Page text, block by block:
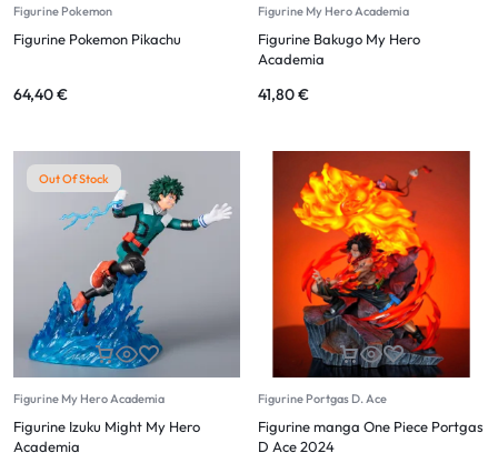
Figurine Pokemon
Figurine Pokemon Pikachu
64,40€
Figurine My Hero Academia
Figurine Bakugo My Hero
Academia
41,80€
Out Of Stock
Figurine My Hero Academia
Figurine Izuku Might My Hero
Academia
Figurine Portgas D. Ace
Figurine manga One Piece Portgas
D Ace 2024